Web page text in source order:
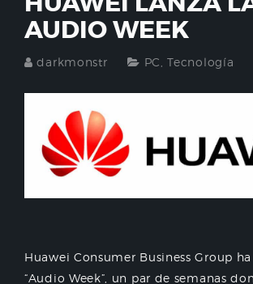
AUDIO WEEK
darkmonstr PC ,Tecnología
Huawei Consumer Business Group
“Audio Week”, un par de semanas